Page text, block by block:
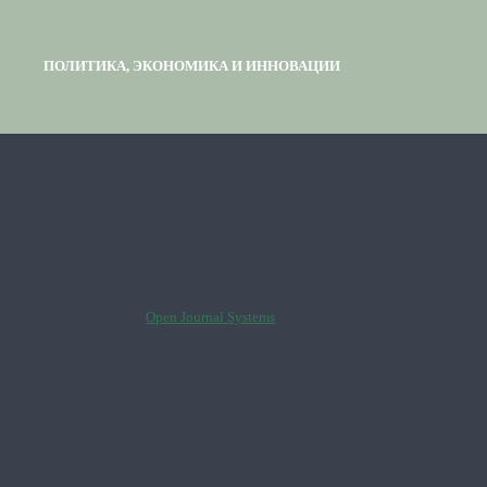
ПОЛИТИКА, ЭКОНОМИКА И ИННОВАЦИИ
Open Journal Systems